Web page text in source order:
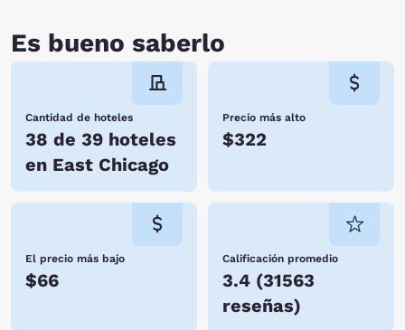
Es bueno saberlo
Cantidad de hoteles
38 de 39 hoteles
en East Chicago
Precio más alto
$322
El precio más bajo
$66
Calificación promedio
3.4 (31563
reseñas)